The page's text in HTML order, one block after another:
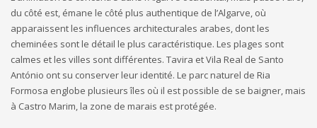
du côté est, émane le côté plus authentique de l’Algarve, où
apparaissent les influences architecturales arabes, dont les
cheminées sont le détail le plus caractéristique. Les plages sont
calmes et les villes sont différentes. Tavira et Vila Real de Santo
António ont su conserver leur identité. Le parc naturel de Ria
Formosa englobe plusieurs îles où il est possible de se baigner, mais
à Castro Marim, la zone de marais est protégée.